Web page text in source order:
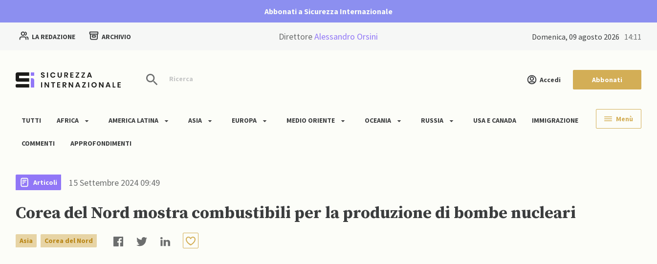
Abbonati a Sicurezza Internazionale
LA REDAZIONE ARCHIVIO DirettoreAlessandro Orsini domenica, 09 agosto 2026 14:11
Ricerca Accedi Abbonati
TUTTI AFRICA AMERICA LATINA ASIA EUROPA MEDIO ORIENTE OCEANIA RUSSIA USA E CANADA IMMIGRAZIONE
COMMENTI APPROFONDIMENTI
Menù
Articoli 15 Settembre 2024 09:49
Corea del Nord mostra combustibili per la produzione di bombe nucleari
Asia Corea del Nord